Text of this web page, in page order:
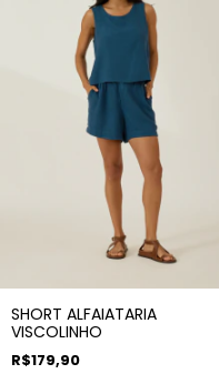
SHORT ALFAIATARIA
VISCOLINHO
R$179,90